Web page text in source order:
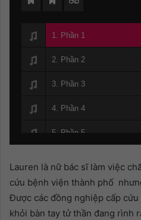
1. Phần 1
2. Phần 2
3. Phần 3
4. Phần 4
5. Phần 5
7. Phần 7
8. Phần 8
Lauren là nữ bác sĩ làm việc
cứu bệnh viện thành phố
Được các đồng nghiệp cấp
khỏi bàn tay tử thần đang rình